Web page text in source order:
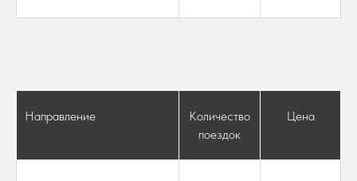
Направление
Количество
поездок
Цена